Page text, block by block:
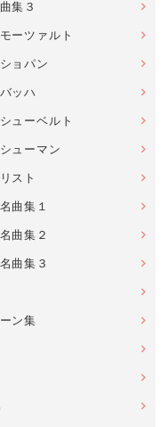
集３
ーツァルト
ョパン
ッハ
ューベルト
ューマン
スト
曲集１
曲集２
曲集３
ン集